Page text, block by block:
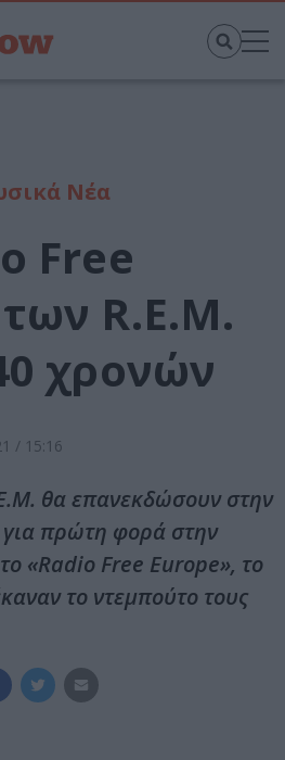
Νέα
Free
R.E.M.
χρονών
/ 15:16
θα επανεκδώσουν στην
πρώτη φορά στην
«Radio Free Europe», το
το ντεμπούτο τους